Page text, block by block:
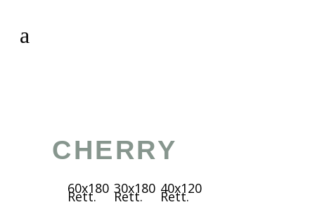
CHERRY
60x180
Rett. 30x180
Rett. 40x120
Rett.